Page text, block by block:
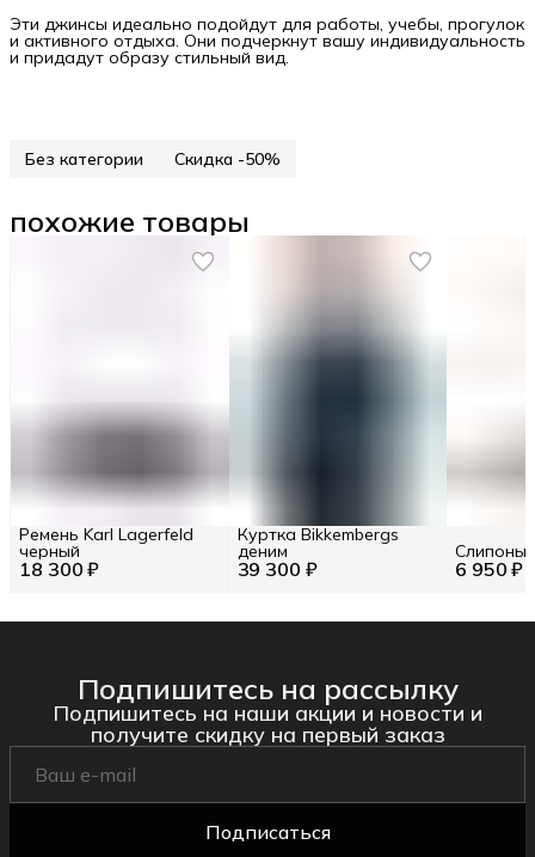
Эти джинсы идеально подойдут для работы, учебы, прогулок
и активного отдыха. Они подчеркнут вашу индивидуальность
и придадут образу стильный вид.
Без категории Скидка -50%
похожие товары
18 300 ₽
Ремень Karl Lagerfeld
черный
39 300 ₽
Куртка Bikkembergs
деним
6 950 ₽
Слипоны
Подпишитесь на рассылку
Подпишитесь на наши акции и новости и
получите скидку на первый заказ
Подписаться